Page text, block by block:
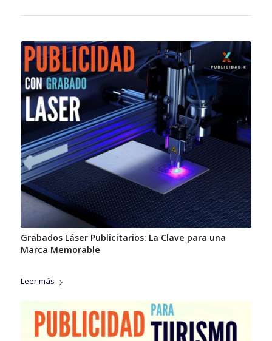
Grabados Láser Publicitarios: La Clave para una
Marca Memorable
Leer más